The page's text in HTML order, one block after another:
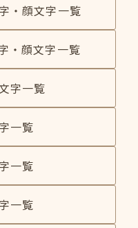
・顔文字一覧
・顔文字一覧
字一覧
一覧
一覧
一覧